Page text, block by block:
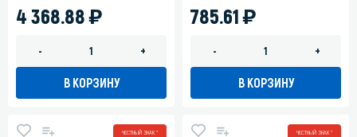
4 368.88)
- +
В КОРЗИНУ
785.61)
- +
В КОРЗИНУ
ЧЕСТНЫЙ ЗНАК * ЧЕСТНЫЙ ЗНАК *